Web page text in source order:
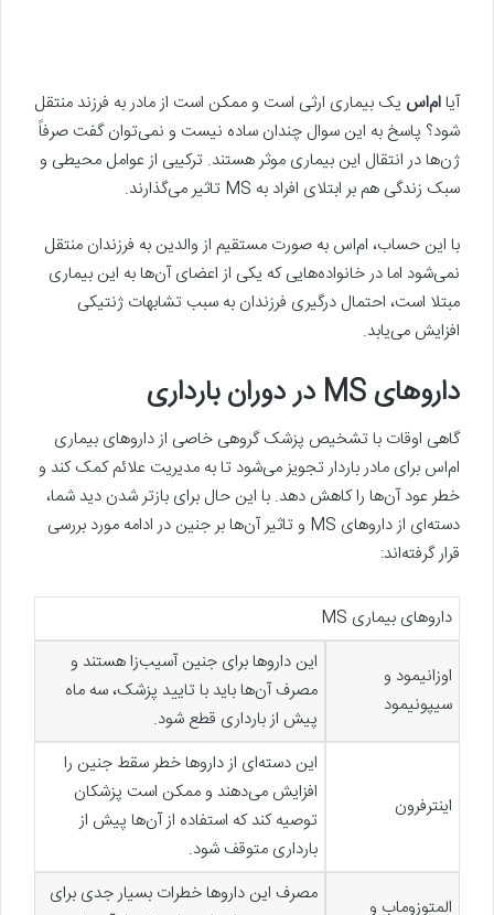
آیاام‌اس یک بیماری ارثی است و ممکن است از مادر به فرزند منتقل
شود؟ پاسخ به این سوال چندان ساده نیست و نمی‌توان گفت صرفاً
ژن‌ها در انتقال این بیماری موثر هستند. ترکیبی از عوامل محیطی و
سبک زندگی هم بر ابتلای افراد به MS تاثیر می‌گذارند.
با این حساب، ام‌اس به صورت مستقیم از والدین به فرزندان منتقل
نمی‌شود اما در خانواده‌هایی که یکی از اعضای آن‌ها به این بیماری
مبتلا است، احتمال درگیری فرزندان به سبب تشابهات ژنتیکی
افزایش می‌یابد.
داروهای MS در دوران بارداری
گاهی اوقات با تشخیص پزشک گروهی خاصی از داروهای بیماری
ام‌اس برای مادر باردار تجویز می‌شود تا به مدیریت علائم کمک کند و
خطر عود آن‌ها را کاهش دهد. با این حال برای بازتر شدن دید شما،
دسته‌ای از داروهای MS و تاثیر آن‌ها بر جنین در ادامه مورد بررسی
قرار گرفته‌اند:
داروهای بیماری MS
اوزانیمود و
سیپونیمود
این داروها برای جنین آسیب‌زا هستند و
مصرف آن‌ها باید با تایید پزشک، سه ماه
پیش از بارداری قطع شود.
اینترفرون
این دسته‌ای از داروها خطر سقط جنین را
افزایش می‌دهند و ممکن است پزشکان
توصیه کند که استفاده از آن‌ها پیش از
بارداری متوقف شود.
المتوزوماب و
مصرف این داروها خطرات بسیار جدی برای